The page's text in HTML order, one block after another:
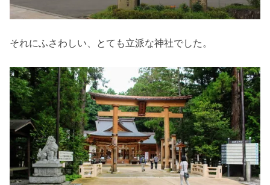
それにふさわしい、とても立派な神社でした。